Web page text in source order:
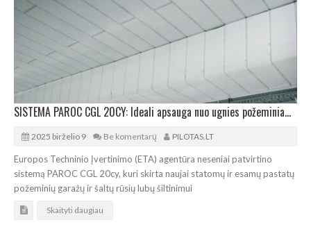
SISTEMA PAROC CGL 20CY: Ideali apsauga nuo ugnies požeminiams garažams
2025 birželio 9 Be komentarų PILOTAS.LT
Europos Techninio Įvertinimo (ETA) agentūra neseniai patvirtino
sistemą PAROC CGL 20cy, kuri skirta naujai statomų ir esamų pastatų
požeminių garažų ir šaltų rūsių lubų šiltinimui
Skaityti daugiau